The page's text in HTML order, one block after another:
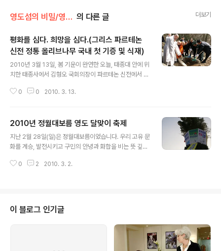
영도섬의 비밀/영도활동사진 의 다른 글 더보기
평화를 심다. 희망을 심다.(그리스 파르테논
신전 정통 올리브나무 국내 첫 기증 및 식재)
2010년 3월 13일, 봄 기운이 완연한 오늘, 태종대 안에 위
치한 태종사에서 김형오 국회의장이 파르테논 신전에서 그
내 첫 기증 및 식재 행사가 있었습니다. 어제까지 영도는 간
형오 국회의장과 올리브 나무를 맞아주었습니다~^^ 위 사
진은 따스한 봄이 온 것을 알리는 듯, 태종사에 피어있던 매
화꽃입니다.^^ 참고로 오늘 기증 및 식재한 올리브의 꽃말
태종사 안에 마련된 기증 및 식재 행사장은 사찰 안에 마련
0 0 2010. 3. 13.
2010년 정월대보름 영도 달맞이 축제
지난 2월 28일(일)은 정월대보름이었습니다. 우리 고유 문
화를 계승, 발전시키고 구민의 안녕과 화합을 비는 뜻 깊은
착한 행사장의 달집은 이렇게 생겼더군요... 오른쪽 멀리 보
가면 태종대가 있기 때문에 이 날 교통혼잡이 상당했습니
다. 여유있게 출발한 덕에 주위경치를 조금 더 담을 수 있었
습니다. 아래 사진은 무대 뒤편 멀리 떨어져 있는 하리항 방
파제의 모습입니다. 아래 사진은 많은 사람들이 신기해했
던 연의 모습입니다. 저도 이 연을 보면서 연이 몇개일까 상
0 2 2010. 3. 2.
이 블로그 인기글